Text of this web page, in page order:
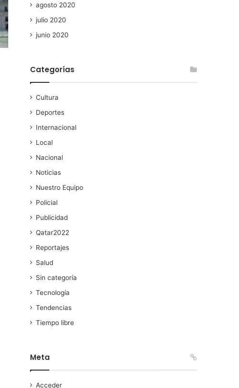
agosto 2020
julio 2020
junio 2020
Categorías
Cultura
Deportes
Internacional
Local
Nacional
Noticias
Nuestro Equipo
Policial
Publicidad
Qatar2022
Reportajes
Salud
Sin categoría
Tecnología
Tendencias
Tiempo libre
Meta
Acceder